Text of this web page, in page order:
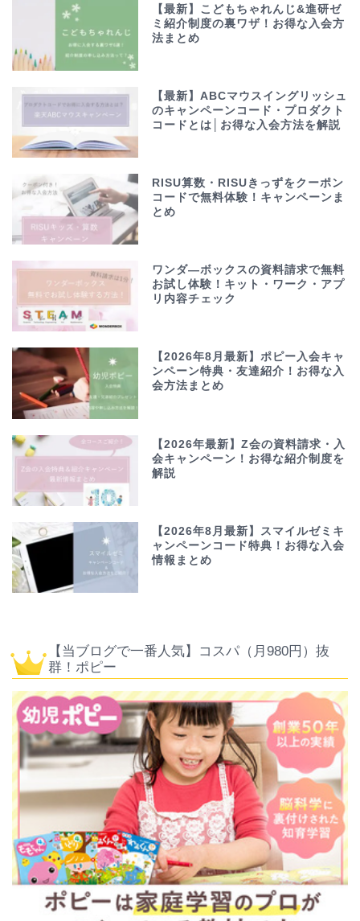
【最新】こどもちゃれんじ&進研ゼ
ミ紹介制度の裏ワザ！お得な入会方
法まとめ
【最新】ABCマウスイングリッシュ
のキャンペーンコード・プロダクト
コードとは│お得な入会方法を解説
RISU算数・RISUきっずをクーポン
コードで無料体験！キャンペーンま
とめ
ワンダ―ボックスの資料請求で無料
お試し体験！キット・ワーク・アプ
リ内容チェック
【2026年8月最新】ポピー入会キャ
ンペーン特典・友達紹介！お得な入
会方法まとめ
【2026年最新】Z会の資料請求・入
会キャンペーン！お得な紹介制度を
解説
【2026年8月最新】スマイルゼミキ
ャンペーンコード特典！お得な入会
情報まとめ
【当ブログで一番人気】コスパ（月980円）抜
群！ポピー